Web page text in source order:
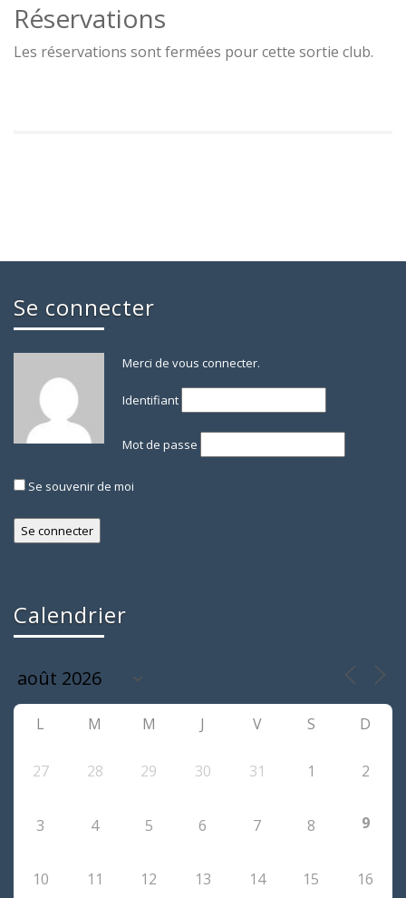
Réservations
Les réservations sont fermées pour cette sortie club.
Se connecter
Merci de vous connecter.
Identifiant
Mot de passe
Se souvenir de moi
Calendrier
L M M J V S D
27 28 29 30 31 1 2
3 4 5 6 7 8 9
10 11 12 13 14 15 16